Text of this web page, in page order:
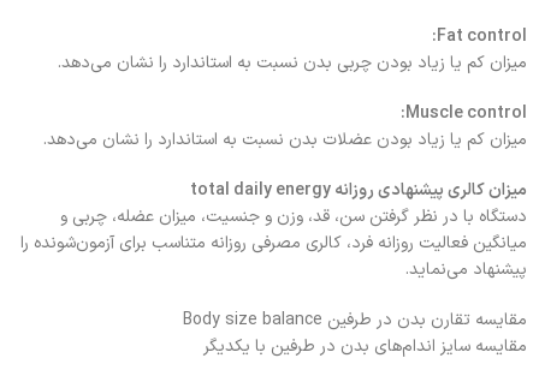
Fat control:
میزان کم یا زیاد بودن چربی بدن نسبت به استاندارد را نشان می‌دهد.
Muscle control:
میزان کم یا زیاد بودن عضلات بدن نسبت به استاندارد را نشان می‌دهد.
میزان کالری پیشنهادی روزانه total daily energy
دستگاه با در نظر گرفتن سن، قد، وزن و جنسیت، میزان عضله، چربی و
میانگین فعالیت روزانه فرد، کالری مصرفی روزانه متناسب برای آزمون‌شونده را
پیشنهاد می‌نماید.
مقایسه تقارن بدن در طرفین Body size balance
مقایسه سایز اندام‌های بدن در طرفین با یکدیگر